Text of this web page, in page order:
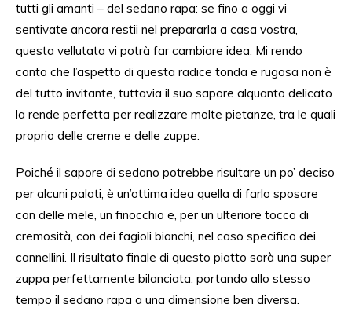
tutti gli amanti – del sedano rapa: se fino a oggi vi
sentivate ancora restii nel prepararla a casa vostra,
questa vellutata vi potrà far cambiare idea. Mi rendo
conto che l’aspetto di questa radice tonda e rugosa non è
del tutto invitante, tuttavia il suo sapore alquanto delicato
la rende perfetta per realizzare molte pietanze, tra le quali
proprio delle creme e delle zuppe.
Poiché il sapore di sedano potrebbe risultare un po’ deciso
per alcuni palati, è un’ottima idea quella di farlo sposare
con delle mele, un finocchio e, per un ulteriore tocco di
cremosità, con dei fagioli bianchi, nel caso specifico dei
cannellini. Il risultato finale di questo piatto sarà una super
zuppa perfettamente bilanciata, portando allo stesso
tempo il sedano rapa a una dimensione ben diversa.